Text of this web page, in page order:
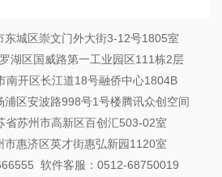
东城区崇文门外大街3-12号1805室
湖区国威路第一工业园区111栋2层
南开区长江道18号融侨中心1804B
浦区安波路998号1号楼腾讯众创空间
省苏州市高新区百创汇503-02室
市惠济区英才街惠弘新园1120室
软件客服：0512-68750019